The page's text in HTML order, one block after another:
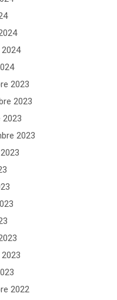
2023
2023
2023
2022